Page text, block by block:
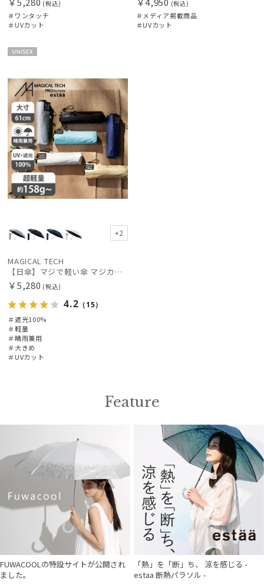
(税込)
＃ワンタッチ
＃UVカット
(税込)
＃メディア掲載商品
＃UVカット
+2
MAGICAL TECH
【日傘】マジで軽い傘 マジカルテックプロテクション(MAGICAL TECH PROTECTION)61cm 晴雨兼用傘折りたたみ日傘 一級遮光100% UV 軽量 人気 大きめ
￥5,280 (税込)
4.2 （15）
＃遮光100%
＃軽量
＃晴雨兼用
＃大きめ
＃UVカット
Feature
FUWACOOLの特設サイトが公開され
ました。
「熱」を「断」ち、 涼を感じる -
estaa 断熱パラソル -